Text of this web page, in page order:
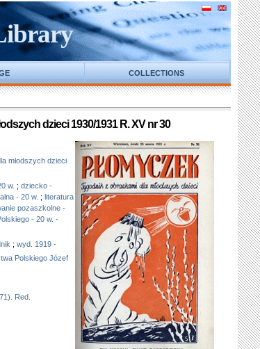
COLLECTIONS
dzieci 1930/1931 R. XV nr 30
młodszych dzieci
w. ; dziecko -
- 20 w. ; literatura
pozaszkolne -
- 20 w. -
; wyd. 1919 -
Polskiego Józef
Red.